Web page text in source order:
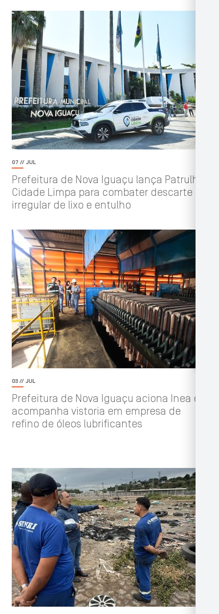
07 // JUL
Prefeitura de Nova Iguaçu lança Patrulha
Cidade Limpa para combater descarte
irregular de lixo e entulho
03 // JUL
Prefeitura de Nova Iguaçu aciona Inea e
acompanha vistoria em empresa de
refino de óleos lubrificantes